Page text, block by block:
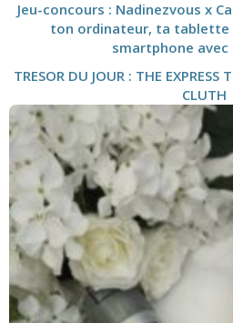
Jeu-concours : Nadinezvous x
ton ordinateur, ta tablette
smartphone avec
TRESOR DU JOUR : THE EXPRESS
CLUTH